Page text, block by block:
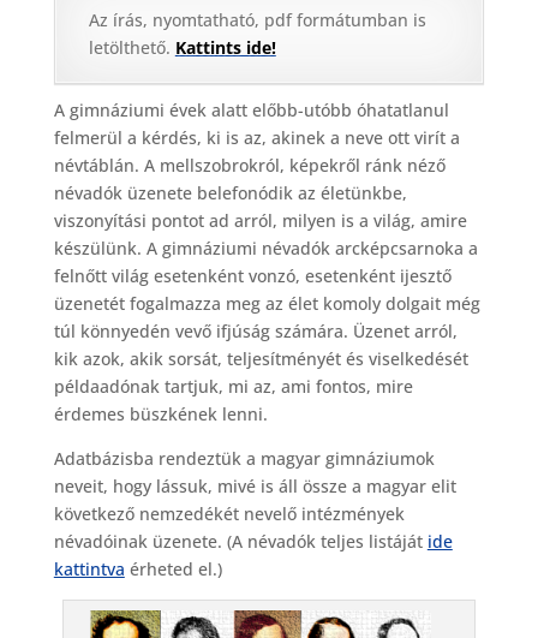
Az írás, nyomtatható, pdf formátumban is
letölthető. Kattints ide!
A gimnáziumi évek alatt előbb-utóbb óhatatlanul
felmerül a kérdés, ki is az, akinek a neve ott virít a
névtáblán. A mellszobrokról, képekről ránk néző
névadók üzenete belefonódik az életünkbe,
viszonyítási pontot ad arról, milyen is a világ, amire
készülünk. A gimnáziumi névadók arcképcsarnoka a
felnőtt világ esetenként vonzó, esetenként ijesztő
üzenetét fogalmazza meg az élet komoly dolgait még
túl könnyedén vevő ifjúság számára. Üzenet arról,
kik azok, akik sorsát, teljesítményét és viselkedését
példaadónak tartjuk, mi az, ami fontos, mire
érdemes büszkének lenni.
Adatbázisba rendeztük a magyar gimnáziumok
neveit, hogy lássuk, mivé is áll össze a magyar elit
következő nemzedékét nevelő intézmények
névadóinak üzenete. (A névadók teljes listáját ide
kattintva érheted el.)